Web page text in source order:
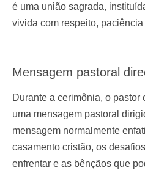
é uma união sagrada,
vivida com respeito,
Mensagem pastoral
Durante a cerimônia, o
uma mensagem pastoral
mensagem normalmente
casamento cristão, os
enfrentar e as bênçãos que